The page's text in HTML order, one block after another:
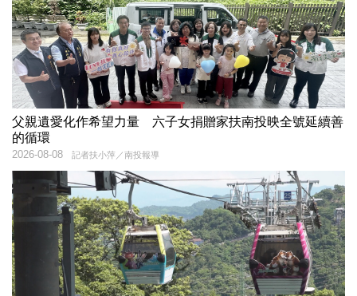
父親遺愛化作希望力量 六子女捐贈家扶南投映全號延續善
的循環
記者扶小萍／南投報導
2026-08-08